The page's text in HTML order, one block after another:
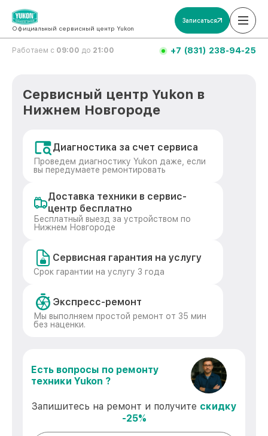
Официальный сервисный центр Yukon
Записаться
Работаем с 09:00 до 21:00 +7 (831) 238-94-25
Сервисный центр Yukon в
Нижнем Новгороде
Диагностика за счет сервиса
Проведем диагностику Yukon даже, если
вы передумаете ремонтировать
Доставка техники в сервис-
центр бесплатно
Бесплатный выезд за устройством по
Нижнем Новгороде
Сервисная гарантия на услугу
Срок гарантии на услугу 3 года
Экспресс-ремонт
Мы выполняем простой ремонт от 35 мин
без наценки.
Есть вопросы по ремонту
техники Yukon ?
Запишитесь на ремонт и получите скидку
-25%